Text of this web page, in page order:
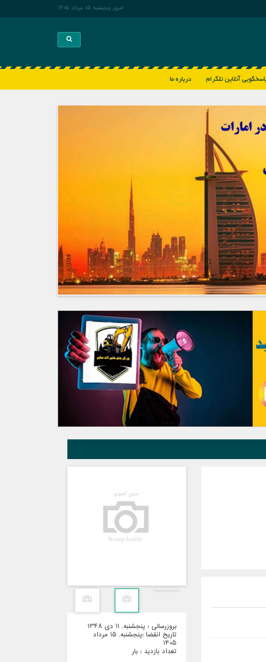
امروز پنجشنبه 15 مرداد 1405
Toggle search
درباره ما آنلاین تلگرام
بروزرساني : پنجشنبه, 11 دي 1348
تاريخ انقضا :‌پنجشنبه, 15 مرداد
1405
‌تعداد بازديد : بار